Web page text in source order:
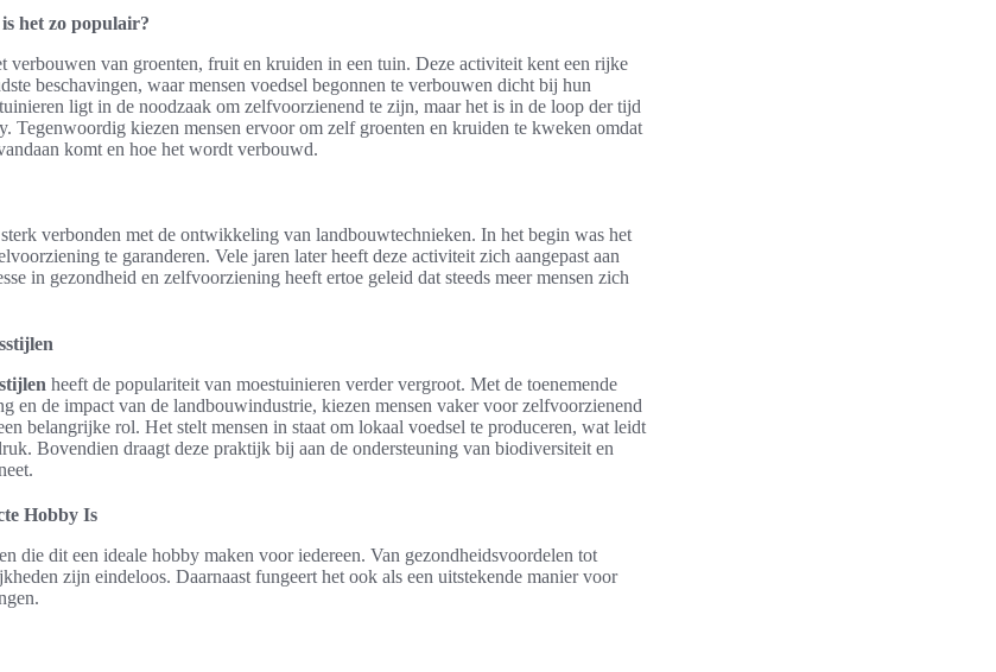
het zo populair?
verbouwen van groenten, fruit en kruiden in een tuin. Deze activiteit kent een rijke
beschavingen, waar mensen voedsel begonnen te verbouwen dicht bij hun
ligt in de noodzaak om zelfvoorzienend te zijn, maar het is in de loop der tijd
Tegenwoordig kiezen mensen ervoor om zelf groenten en kruiden te kweken omdat
komt en hoe het wordt verbouwd.
verbonden met de ontwikkeling van landbouwtechnieken. In het begin was het
te garanderen. Vele jaren later heeft deze activiteit zich aangepast aan
in gezondheid en zelfvoorziening heeft ertoe geleid dat steeds meer mensen zich
heeft de populariteit van moestuinieren verder vergroot. Met de toenemende
en de impact van de landbouwindustrie, kiezen mensen vaker voor zelfvoorzienend
belangrijke rol. Het stelt mensen in staat om lokaal voedsel te produceren, wat leidt
Bovendien draagt deze praktijk bij aan de ondersteuning van biodiversiteit en
Hobby Is
die dit een ideale hobby maken voor iedereen. Van gezondheidsvoordelen tot
zijn eindeloos. Daarnaast fungeert het ook als een uitstekende manier voor